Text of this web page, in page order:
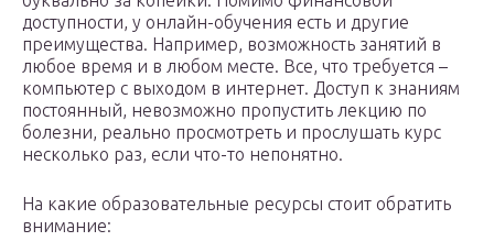
доступности, у онлайн-обучения есть и другие
преимущества. Например, возможность занятий в
любое время и в любом месте. Все, что требуется –
компьютер с выходом в интернет. Доступ к знаниям
постоянный, невозможно пропустить лекцию по
болезни, реально просмотреть и прослушать курс
несколько раз, если что-то непонятно.
На какие образовательные ресурсы стоит обратить
внимание: